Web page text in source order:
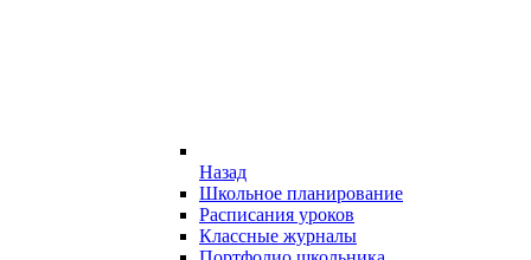
Назад
Школьное планирование
Расписания уроков
Классные журналы